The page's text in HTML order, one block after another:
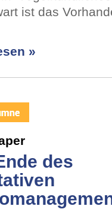
ist das
»
des